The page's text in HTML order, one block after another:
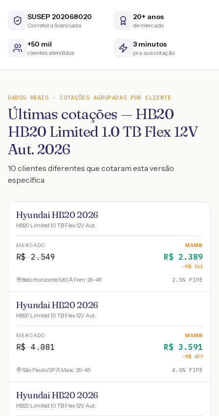
SUSEP 202068020
Corretora licenciada
20+ anos
de mercado
+50 mil
clientes atendidos
3 minutos
pra sua cotação
DADOS REAIS · COTAÇÕES AGRUPADAS POR CLIENTE
Últimas cotações — HB20
HB20 Limited 1.0 TB Flex 12V
Aut. 2026
10 clientes diferentes que cotaram esta versão
específica
Hyundai HB20 2026
HB20 Limited 1.0 TB Flex 12V Aut.
MERCADO
R$2.549
MSMB
R$ 2.389
−R$ 161
Belo Horizonte/MG Fem · 26-45 2.5% FIPE
Hyundai HB20 2026
HB20 Limited 1.0 TB Flex 12V Aut.
MERCADO
R$4.081
MSMB
R$ 3.591
−R$ 489
São Paulo/SP Masc · 26-45 4.0% FIPE
Hyundai HB20 2026
HB20 Limited 1.0 TB Flex 12V Aut.